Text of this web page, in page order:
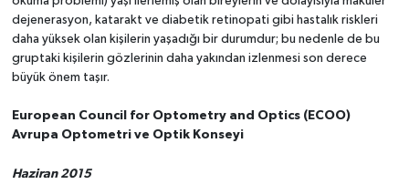
dejenerasyon, katarakt ve diabetik retinopati gibi hastalık riskleri
daha yüksek olan kişilerin yaşadığı bir durumdur; bu nedenle de bu
gruptaki kişilerin gözlerinin daha yakından izlenmesi son derece
büyük önem taşır.
European Council for Optometry and Optics (ECOO)
Avrupa Optometri ve Optik Konseyi
Haziran 2015